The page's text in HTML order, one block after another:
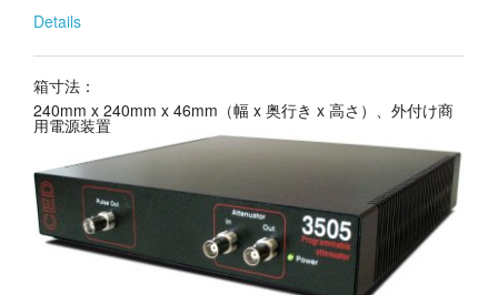
Details
箱寸法：
240mm x 240mm x 46mm（幅 x 奥行き x 高さ）、外付け商
用電源装置